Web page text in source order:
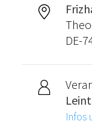
DE-
Infos